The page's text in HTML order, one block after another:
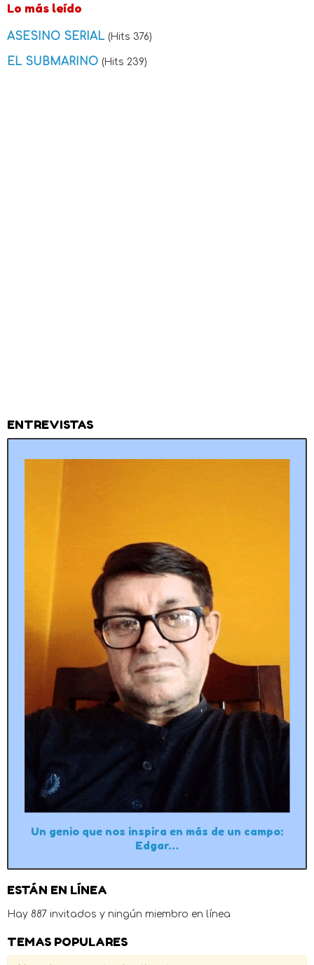
Lo más leído
ASESINO SERIAL (Hits 376)
EL SUBMARINO (Hits 239)
ENTREVISTAS
Un genio que nos inspira en más de un campo:
Edgar…
ESTÁN EN LÍNEA
Hay 887 invitados y ningún miembro en línea
TEMAS POPULARES